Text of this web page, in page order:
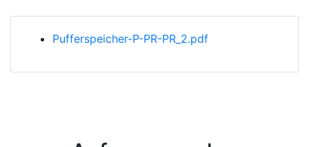
Pufferspeicher-P-PR-PR_2.pdf